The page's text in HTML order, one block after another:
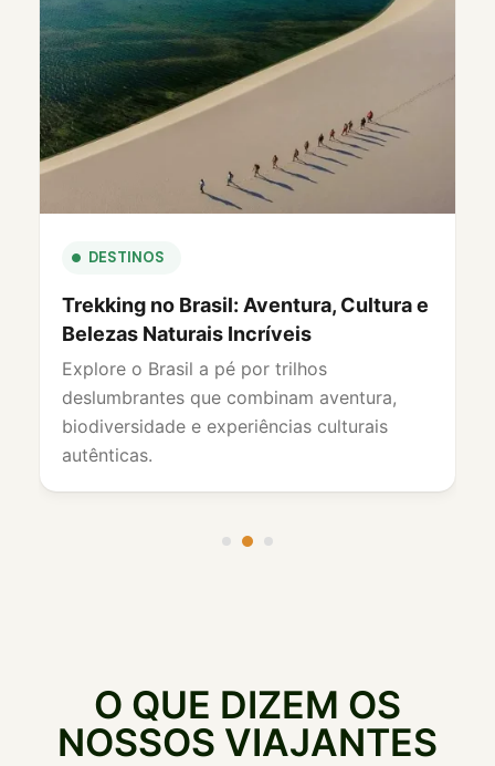
CULTURA E PATRIMÔNIO
Carnaval no Brasil: Uma Celebração
Única e Inesquecível
Viva o Carnaval do Brasil com a sua cultura
vibrante, música contagiante e celebrações
inesquecíveis em destinos icónicos e
animadas festas de rua por todo país.
O QUE DIZEM OS
NOSSOS VIAJANTES